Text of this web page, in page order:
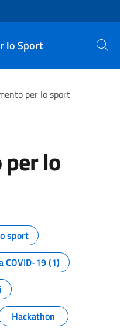
lo Sport Cerca
per lo sport
lo
pagina
sport
COVID-19 (1)
Hackathon